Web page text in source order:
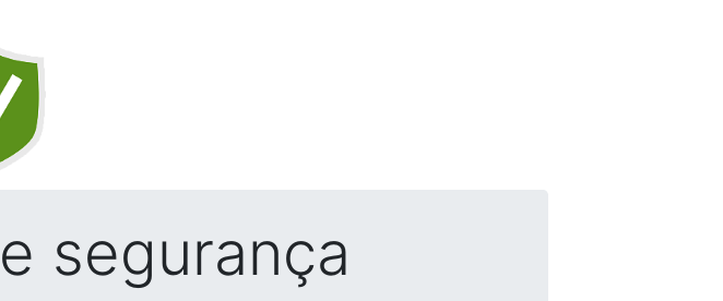
segurança